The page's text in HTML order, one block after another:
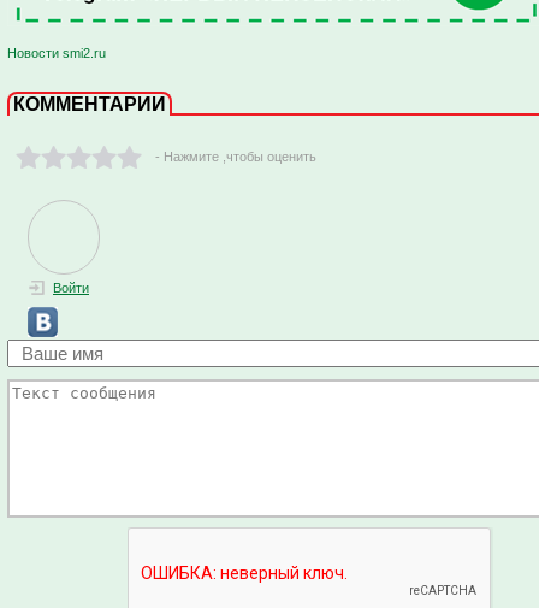
Новости smi2.ru
КОММЕНТАРИИ
- Нажмите ,чтобы оценить
Войти